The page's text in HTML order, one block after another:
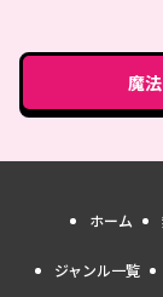
魔
ホーム
ジャンル一覧